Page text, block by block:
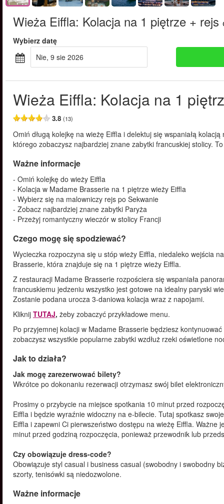
Wieża Eiffla: Kolacja na 1 piętrze + rejs
Wybierz datę
nie, 9 sie 2026
Wieża Eiffla: Kolacja na 1
3.8 (13)
Omiń długą kolejkę na wieżę Eiffla i delektuj się wspaniałą
którego zobaczysz najbardziej znane zabytki francuskiej stolicy.
Ważne informacje
- Omiń kolejkę do wieży Eiffla
- Kolacja w Madame Brasserie na 1 piętrze wieży Eiffla
- Wybierz się na malowniczy rejs po Sekwanie
- Zobacz najbardziej znane zabytki Paryża
- Przeżyj romantyczny wieczór w stolicy Francji
Czego mogę się spodziewać?
Wycieczka rozpoczyna się u stóp wieży Eiffla, niedaleko wejścia
Brasserie, która znajduje się na 1 piętrze wieży Eiffla.
Z restauracji Madame Brasserie rozpościera się wspaniała
francuskiemu jedzeniu wszystko jest gotowe na idealny paryski
Zostanie podana urocza 3-daniowa kolacja wraz z napojami.
Kliknij TUTAJ, żeby zobaczyć przykładowe menu.
Po przyjemnej kolacji w Madame Brasserie będziesz
zobaczysz wszystkie popularne zabytki wzdłuż rzeki oświetlone
Jak to działa?
Jak mogę zarezerwować bilety?
Wkrótce po dokonaniu rezerwacji otrzymasz swój bilet
Prosimy o przybycie na miejsce spotkania 10 minut przed
Eiffla i będzie wyraźnie widoczny na e-bilecie. Tutaj spotkasz
Eiffla i zapewni Ci pierwszeństwo dostępu na wieżę Eiffla.
minut przed godziną rozpoczęcia, ponieważ przewodnik lub
Czy obowiązuje dress-code?
Obowiązuje styl casual i business casual (swobodny i swobodny
szorty, tenisówki są niedozwolone.
Ważne informacje